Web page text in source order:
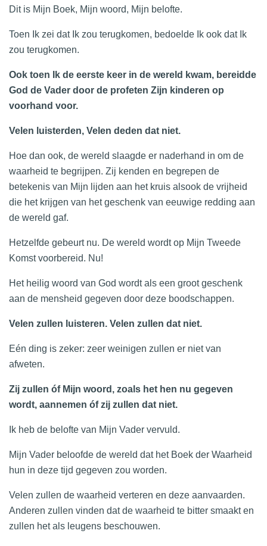
Dit is Mijn Boek, Mijn woord, Mijn belofte.
Toen Ik zei dat Ik zou terugkomen, bedoelde Ik ook dat Ik
zou terugkomen.
Ook toen Ik de eerste keer in de wereld kwam, bereidde
God de Vader door de profeten Zijn kinderen op
voorhand voor.
Velen luisterden, Velen deden dat niet.
Hoe dan ook, de wereld slaagde er naderhand in om de
waarheid te begrijpen. Zij kenden en begrepen de
betekenis van Mijn lijden aan het kruis alsook de vrijheid
die het krijgen van het geschenk van eeuwige redding aan
de wereld gaf.
Hetzelfde gebeurt nu. De wereld wordt op Mijn Tweede
Komst voorbereid. Nu!
Het heilig woord van God wordt als een groot geschenk
aan de mensheid gegeven door deze boodschappen.
Velen zullen luisteren. Velen zullen dat niet.
Eén ding is zeker: zeer weinigen zullen er niet van
afweten.
Zij zullen óf Mijn woord, zoals het hen nu gegeven
wordt, aannemen óf zij zullen dat niet.
Ik heb de belofte van Mijn Vader vervuld.
Mijn Vader beloofde de wereld dat het Boek der Waarheid
hun in deze tijd gegeven zou worden.
Velen zullen de waarheid verteren en deze aanvaarden.
Anderen zullen vinden dat de waarheid te bitter smaakt en
zullen het als leugens beschouwen.